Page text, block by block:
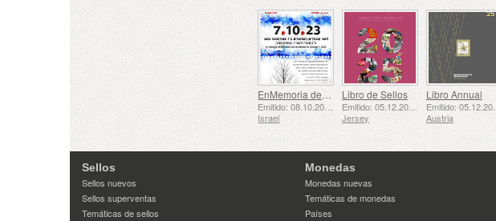
EnMemoria de los Caídos y Asesinados el 7 de Octubre de 2023
Israel
Libro de Sellos
Jersey
Libro Annual
Emitido: 05.12.2025
Austria
Sellos
Sellos nuevos
Sellos superventas
Temáticas de sellos
Monedas
Monedas nuevas
Temáticas de monedas
Países